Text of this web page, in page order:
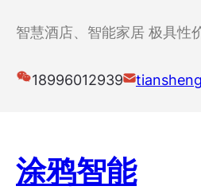
智慧酒店、智能家居 极具性
18996012939
涂鸦智能